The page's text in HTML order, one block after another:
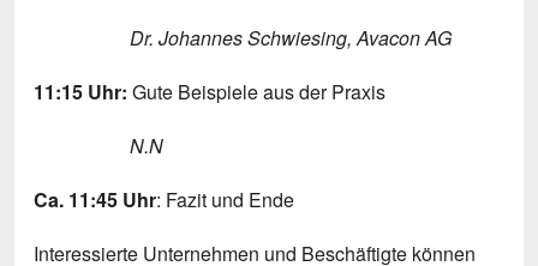
Dr. Johannes Schwiesing, Avacon AG
11:15 Uhr: Gute Beispiele aus der Praxis
N.N
Ca. 11:45 Uhr: Fazit und Ende
Interessierte Unternehmen und Beschäftigte können